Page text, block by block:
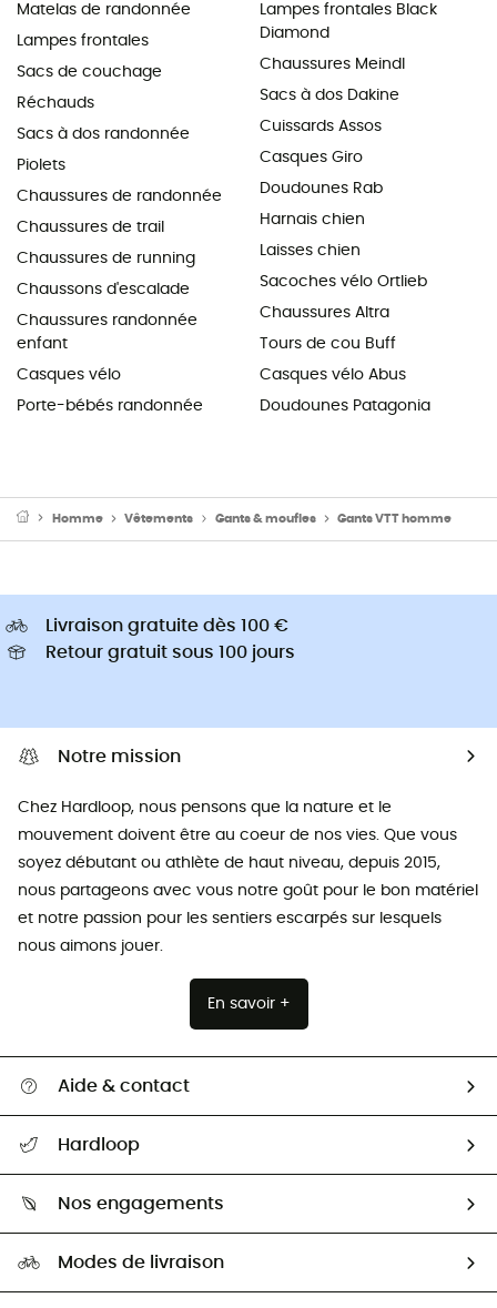
Matelas de randonnée
Lampes frontales
Sacs de couchage
Réchauds
Sacs à dos randonnée
Piolets
Chaussures de randonnée
Chaussures de trail
Chaussures de running
Chaussons d'escalade
Chaussures randonnée
enfant
Casques vélo
Porte-bébés randonnée
Lampes frontales Black
Diamond
Chaussures Meindl
Sacs à dos Dakine
Cuissards Assos
Casques Giro
Doudounes Rab
Harnais chien
Laisses chien
Sacoches vélo Ortlieb
Chaussures Altra
Tours de cou Buff
Casques vélo Abus
Doudounes Patagonia
Homme Vêtements Gants & moufles Gants VTT homme
Livraison gratuite dès 100 €
Retour gratuit sous 100 jours
Notre mission
Chez Hardloop, nous pensons que la nature et le
mouvement doivent être au coeur de nos vies. Que vous
soyez débutant ou athlète de haut niveau, depuis 2015,
nous partageons avec vous notre goût pour le bon matériel
et notre passion pour les sentiers escarpés sur lesquels
nous aimons jouer.
En savoir +
Aide & contact
Guide des tailles
Seconde Main
Aide & Contact
Hardloop
HardGuides
Nos engagements
Modes de livraison